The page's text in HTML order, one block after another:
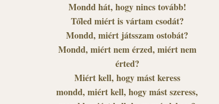
Mondd hát, hogy nincs tovább!
Tőled miért is vártam csodát?
Mondd, miért játsszam ostobát?
Mondd, miért nem érzed, miért nem
érted?
Miért kell, hogy mást keress
mondd, miért kell, hogy mást szeress,